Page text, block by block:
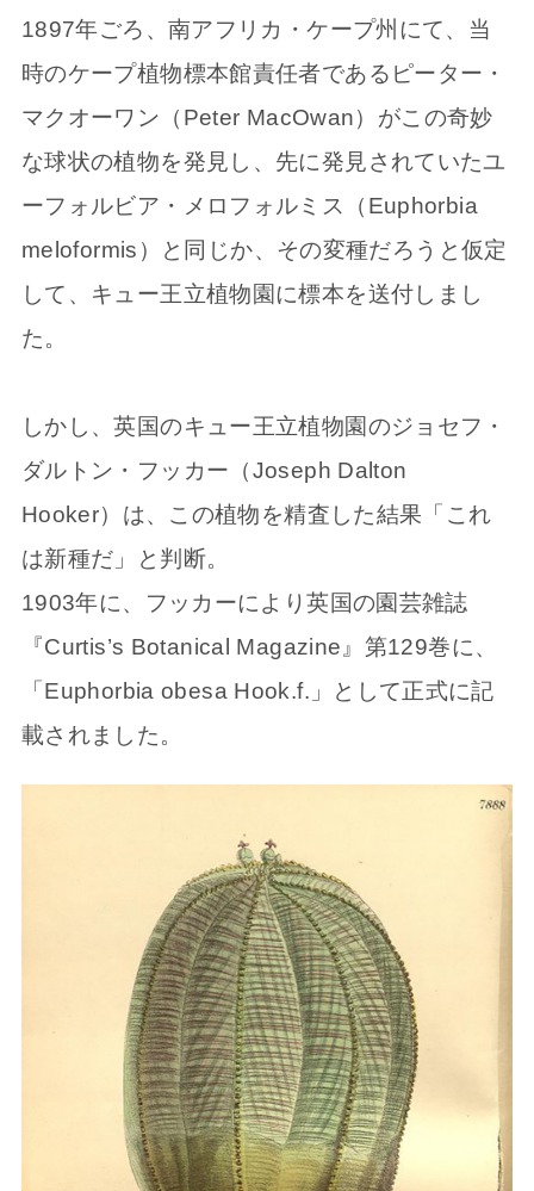
1897年ごろ、南アフリカ・ケープ州にて、当
時のケープ植物標本館責任者であるピーター・
マクオーワン（Peter MacOwan）がこの奇妙
な球状の植物を発見し、先に発見されていたユ
ーフォルビア・メロフォルミス（Euphorbia
meloformis）と同じか、その変種だろうと仮定
して、キュー王立植物園に標本を送付しまし
た。
しかし、英国のキュー王立植物園のジョセフ・
ダルトン・フッカー（Joseph Dalton
Hooker）は、この植物を精査した結果「これ
は新種だ」と判断。
1903年に、フッカーにより英国の園芸雑誌
『Curtis’s Botanical Magazine』第129巻に、
「Euphorbia obesa Hook.f.」として正式に記
載されました。